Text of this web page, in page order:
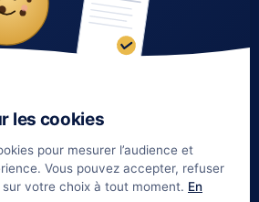
Nos partenaires
Notre méthode
les cookies
pour mesurer l’audience et
Vous pouvez accepter, refuser
votre choix à tout moment. En